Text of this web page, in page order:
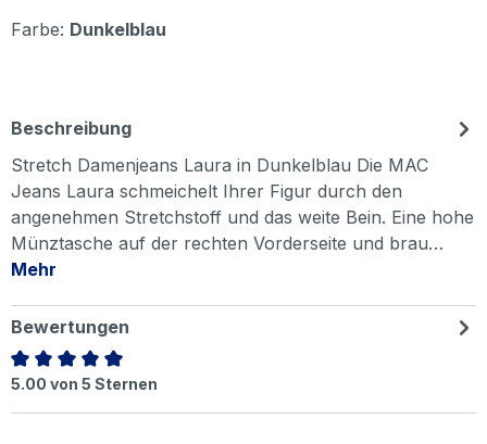
Farbe: Dunkelblau
Beschreibung
Stretch Damenjeans Laura in Dunkelblau Die MAC
Jeans Laura schmeichelt Ihrer Figur durch den
angenehmen Stretchstoff und das weite Bein. Eine hohe
Münztasche auf der rechten Vorderseite und brau…
Mehr
Bewertungen
Durchschnittliche Bewertung von 5 von 5 Sternen
5.00 von 5 Sternen